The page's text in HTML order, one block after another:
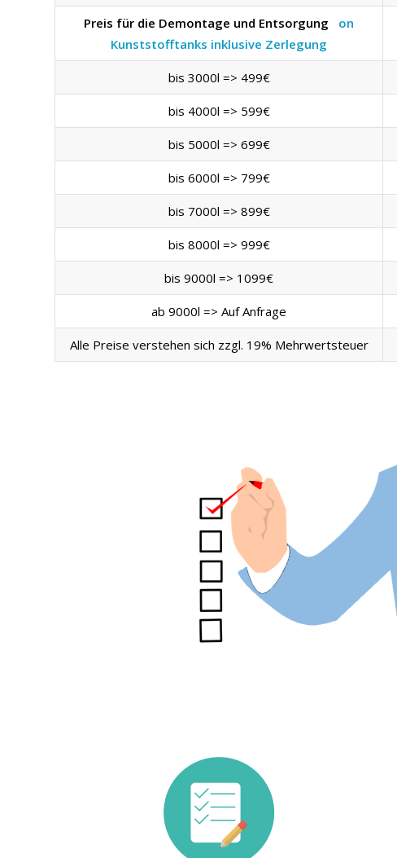
Preis für die Demontage und Entsorgung
on
Kunststofftanks inklusive Zerlegung
bis 3000l => 499€
bis 4000l => 599€
bis 5000l => 699€
bis 6000l => 799€
bis 7000l => 899€
bis 8000l => 999€
bis 9000l => 1099€
ab 9000l => Auf Anfrage
Alle Preise verstehen sich zzgl. 19% Mehrwertsteuer